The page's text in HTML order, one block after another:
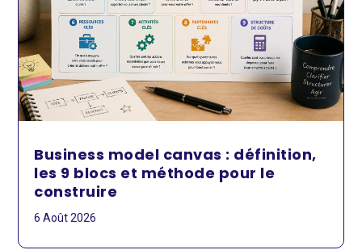
Business model canvas : définition,
les 9 blocs et méthode pour le
construire
6 Août 2026